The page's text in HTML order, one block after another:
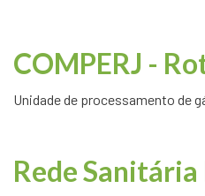
COMPERJ -
Unidade de processamento de
Rede Sanitária